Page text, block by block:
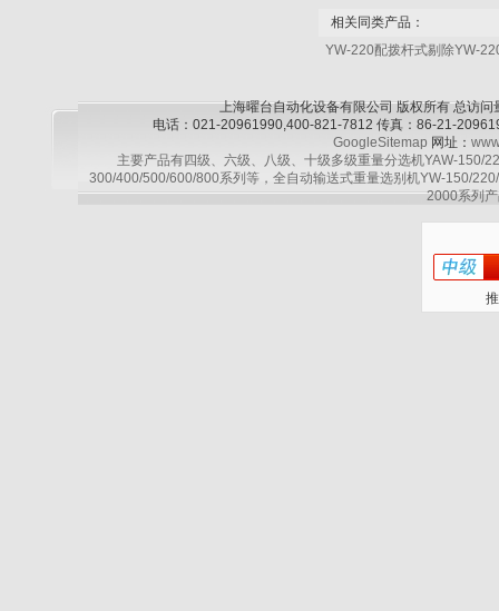
相关同类产品：
YW-220配拨杆式剔除YW-
上海曜台自动化设备有限公司 版权所有 总访问
电话：021-20961990,400-821-7812 传真：86-21-
GoogleSitemap 网址：
主要产品有四级、六级、八级、十级多级重量分选机YAW-
300/400/500/600/800系列等，全自动输送式重量选别机YW-150/
2000系列